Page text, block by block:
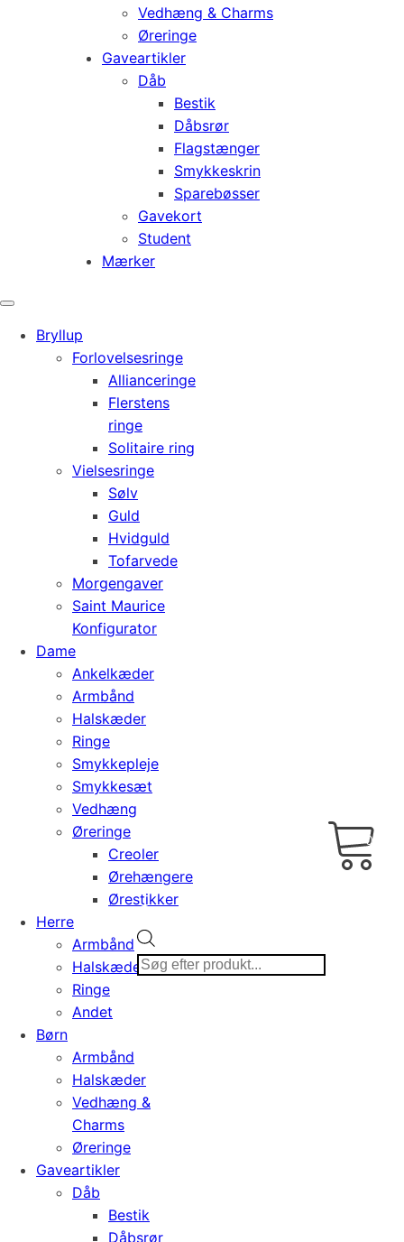
Vedhæng & Charms
Øreringe
Gaveartikler
Dåb
Bestik
Dåbsrør
Flagstænger
Smykkeskrin
Sparebøsser
Gavekort
Student
Mærker
Bryllup
Forlovelsesringe
Allianceringe
Flerstens
ringe
Solitaire ring
Vielsesringe
Sølv
Guld
Hvidguld
Tofarvede
Morgengaver
Saint Maurice
Konfigurator
Dame
Ankelkæder
Armbånd
Halskæder
Ringe
Smykkepleje
Smykkesæt
Vedhæng
Øreringe
Creoler
Ørehængere
Ørestikker
Herre
Armbånd
Halskæder
Ringe
Andet
Børn
Armbånd
Halskæder
Vedhæng &
Charms
Øreringe
Gaveartikler
Dåb
Bestik
Dåbsrør
search
0,00